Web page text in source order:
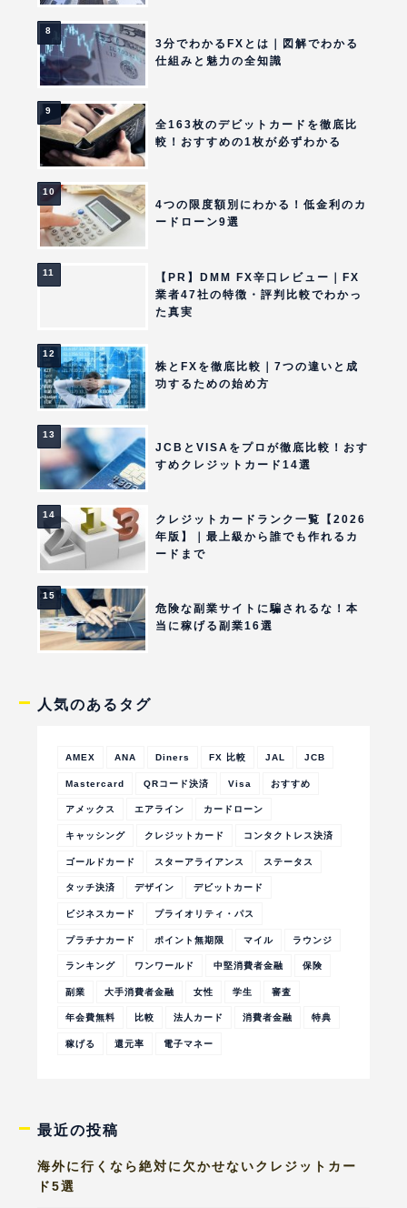
3分でわかるFXとは｜図解でわかる
仕組みと魅力の全知識
全163枚のデビットカードを徹底比
較！おすすめの1枚が必ずわかる
4つの限度額別にわかる！低金利のカ
ードローン9選
【PR】DMM FX辛口レビュー｜FX
業者47社の特徴・評判比較でわかっ
た真実
株とFXを徹底比較｜7つの違いと成
功するための始め方
JCBとVISAをプロが徹底比較！おす
すめクレジットカード14選
クレジットカードランク一覧【2026
年版】｜最上級から誰でも作れるカ
ードまで
危険な副業サイトに騙されるな！本
当に稼げる副業16選
人気のあるタグ
AMEX ANA Diners FX 比較 JAL JCB
Mastercard QRコード決済 Visa おすすめ
アメックス エアライン カードローン
キャッシング クレジットカード コンタクトレス決済
ゴールドカード スターアライアンス ステータス
タッチ決済 デザイン デビットカード
ビジネスカード プライオリティ・パス
プラチナカード ポイント無期限 マイル ラウンジ
ランキング ワンワールド 中堅消費者金融 保険
副業 大手消費者金融 女性 学生 審査
年会費無料 比較 法人カード 消費者金融 特典
稼げる 還元率 電子マネー
最近の投稿
海外に行くなら絶対に欠かせないクレジットカー
ド5選